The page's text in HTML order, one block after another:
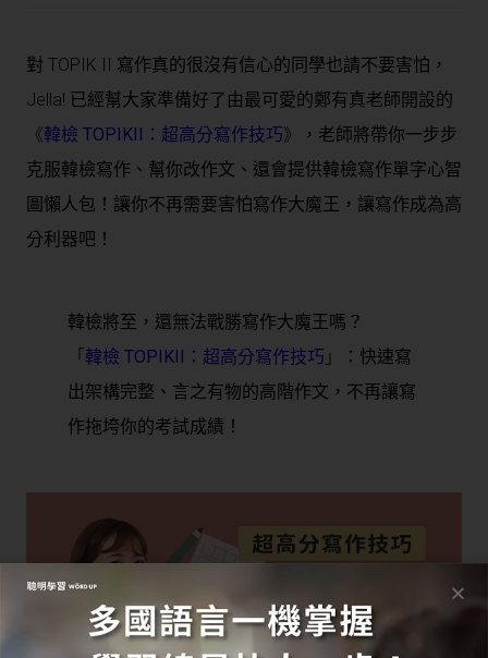
對 TOPIK II 寫作真的很沒有信心的同學也請不要害怕，
Jella! 已經幫大家準備好了由最可愛的鄭有真老師開設的
《韓檢 TOPIKII：超高分寫作技巧》
，老師將帶你一步步
克服韓檢寫作、幫你改作文、還會提供韓檢寫作單字心智
圖懶人包！讓你不再需要害怕寫作大魔王，讓寫作成為高
分利器吧！
韓檢將至，還無法戰勝寫作大魔王嗎？
「 韓檢 TOPIKII：超高分寫作技巧 」
：快速寫
出架構完整、言之有物的高階作文，不再讓寫
作拖垮你的考試成績！